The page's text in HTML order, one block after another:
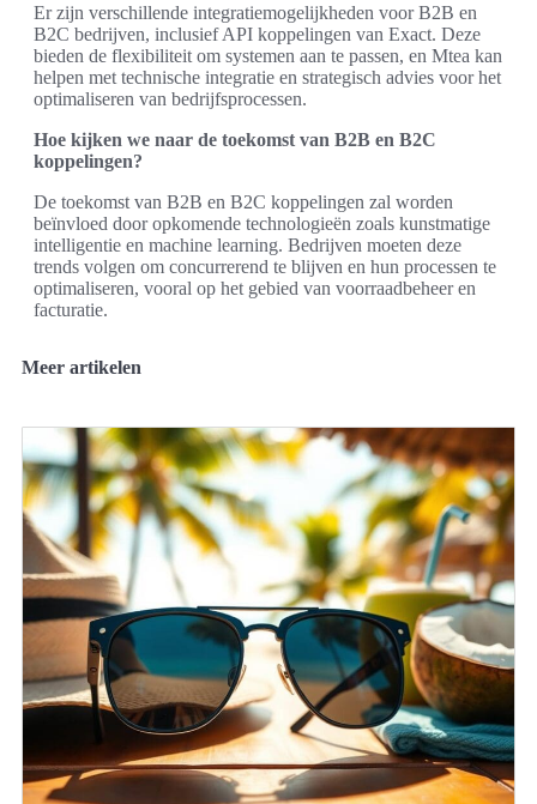
Er zijn verschillende integratiemogelijkheden voor B2B en
B2C bedrijven, inclusief API koppelingen van Exact. Deze
bieden de flexibiliteit om systemen aan te passen, en Mtea kan
helpen met technische integratie en strategisch advies voor het
optimaliseren van bedrijfsprocessen.
Hoe kijken we naar de toekomst van B2B en B2C
koppelingen?
De toekomst van B2B en B2C koppelingen zal worden
beïnvloed door opkomende technologieën zoals kunstmatige
intelligentie en machine learning. Bedrijven moeten deze
trends volgen om concurrerend te blijven en hun processen te
optimaliseren, vooral op het gebied van voorraadbeheer en
facturatie.
Meer artikelen